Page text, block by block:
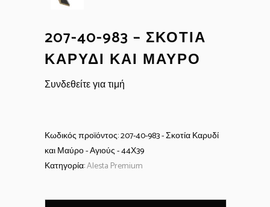
207-40-983 – ΣΚΟΤΊΑ
ΚΑΡΥΔΊ ΚΑΙ ΜΑΎΡΟ
Συνδεθείτε για τιμή
Κωδικός προϊόντος:207-40-983 - Σκοτία Καρυδί
και Μαύρο - Αγιούς - 44Χ39
Κατηγορία:Alesta Premium